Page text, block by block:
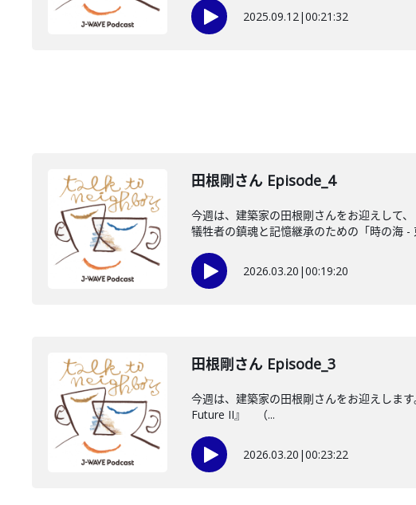
2025.09.12|00:21:32
田根剛さん Episode_4
今週は、建築家の田根剛さんをお迎えして
犠牲者の鎮魂と記憶継承のための「時の海 -
2026.03.20 |00:19:20
田根剛さん Episode_3
今週は、建築家の田根剛さんをお迎えしま
Future II』 （...
2026.03.20 |00:23:22